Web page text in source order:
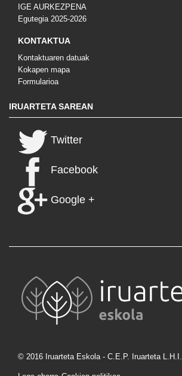
IGE AURKEZPENA
Egutegia 2025-2026
KONTAKTUA
Kontaktuaren datuak
Kokapen mapa
Formularioa
IRUARTETA SAREAN
Twitter
Facebook
Google +
© 2016 Iruarteta Eskola - C.E.P. Iruarteta L.H.I.